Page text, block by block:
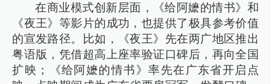
在商业模式创新层面，《给阿嬷的情书》和
《夜王》等影片的成功，也提供了极具参考价值
的宣发路径。比如，《夜王》先在两广地区推出
粤语版，凭借超高上座率验证口碑后，再向全国
扩映；《给阿嬷的情书》率先在广东省开启点